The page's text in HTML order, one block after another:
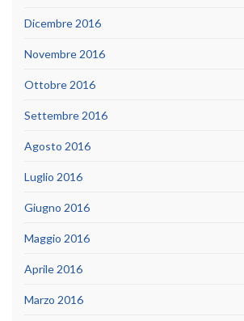
Dicembre 2016
Novembre 2016
Ottobre 2016
Settembre 2016
Agosto 2016
Luglio 2016
Giugno 2016
Maggio 2016
Aprile 2016
Marzo 2016